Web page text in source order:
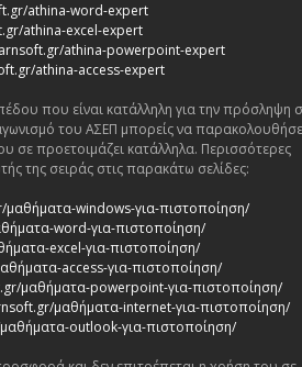
athina-word-expert
athina-excel-expert
athina-powerpoint-expert
athina-access-expert
που είναι κατάλληλη για την πρόσληψη
του ΑΣΕΠ μπορείς να
σε προετοιμάζει κατάλληλα. Περισσότερες
της σειράς στις παρακάτω σελίδες:
windows-για-πιστοποίηση/
word-για-πιστοποίηση/
excel-για-πιστοποίηση/
access-για-πιστοποίηση/
μαθήματα-powerpoint-για-πιστοποίηση/
μαθήματα-internet-για-πιστοποίηση/
outlook-για-πιστοποίηση/